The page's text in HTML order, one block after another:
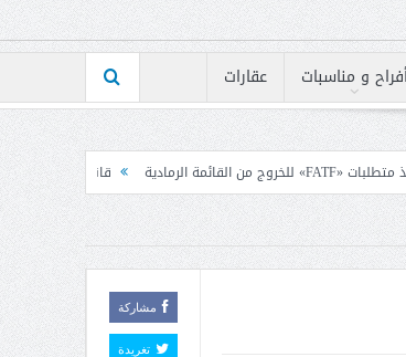
و مناسبات
عقارات
قانون الاعلام بين رئيس الكتائب ومجلس
مشاركة
تغريدة